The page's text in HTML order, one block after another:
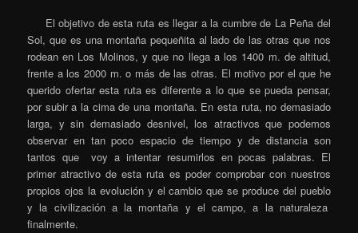
El objetivo de esta ruta es llegar a la cumbre de La Peña del
Sol, que es una montaña pequeñita al lado de las otras que nos
rodean en Los Molinos, y que no llega a los 1400 m. de altitud,
frente a los 2000 m. o más de las otras. El motivo por el que he
querido ofertar esta ruta es diferente a lo que se pueda pensar,
por subir a la cima de una montaña. En esta ruta, no demasiado
larga, y sin demasiado desnivel, los atractivos que podemos
observar en tan poco espacio de tiempo y de distancia son
tantos que voy a intentar resumirlos en pocas palabras. El
primer atractivo de esta ruta es poder comprobar con nuestros
propios ojos la evolución y el cambio que se produce del pueblo
y la civilización a la montaña y el campo, a la naturaleza
finalmente.